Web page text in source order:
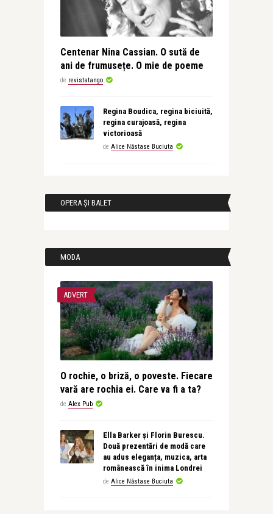
Centenar Nina Cassian. O sută de
ani de frumusețe. O mie de poeme
de revistatango
Regina Boudica, regina biciuită,
regina curajoasă, regina
victorioasă
de Alice Năstase Buciuta
OPERA ȘI BALET
MODA
ADVERT
O rochie, o briză, o poveste. Fiecare
vară are rochia ei. Care va fi a ta?
de Alex Pub
Ella Barker și Florin Burescu.
Două prezentări de modă care
au adus eleganța, muzica, arta
românească în inima Londrei
de Alice Năstase Buciuta